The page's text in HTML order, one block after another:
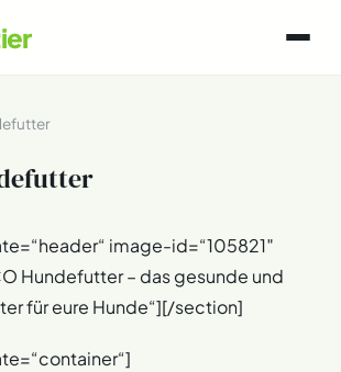
image-id=“105821″
Hundefutter – das gesunde und
für eure Hunde“][/section]